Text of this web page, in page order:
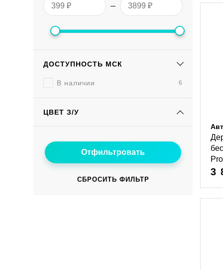
ДОСТУПНОСТЬ МСК
В наличии 6
ЦВЕТ З/У
3